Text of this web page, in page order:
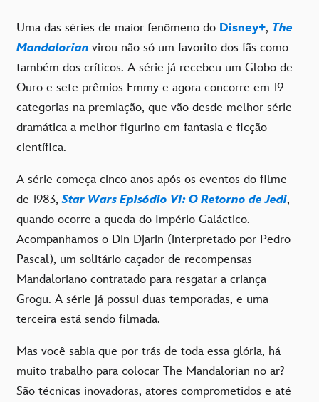
Uma das séries de maior fenômeno do Disney+, The
Mandalorian virou não só um favorito dos fãs como
também dos críticos. A série já recebeu um Globo de
Ouro e sete prêmios Emmy e agora concorre em 19
categorias na premiação, que vão desde melhor série
dramática a melhor figurino em fantasia e ficção
científica.
A série começa cinco anos após os eventos do filme
de 1983,Star Wars Episódio VI: O Retorno de Jedi,
quando ocorre a queda do Império Galáctico.
Acompanhamos o Din Djarin (interpretado por Pedro
Pascal), um solitário caçador de recompensas
Mandaloriano contratado para resgatar a criança
Grogu. A série já possui duas temporadas, e uma
terceira está sendo filmada.
Mas você sabia que por trás de toda essa glória, há
muito trabalho para colocar The Mandalorian no ar?
São técnicas inovadoras, atores comprometidos e até